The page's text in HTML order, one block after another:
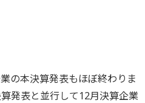
の本決算発表もほぼ終わりま
発表と並行して12月決算企業